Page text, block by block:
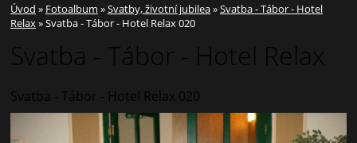
Úvod » Fotoalbum »Svatby, životní jubilea»Svatba - Tábor - Hotel
Relax»Svatba - Tábor - Hotel Relax 020
Svatba - Tábor - Hotel Relax
Svatba - Tábor - Hotel Relax 020